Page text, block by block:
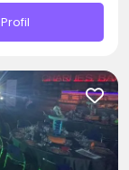
Profil